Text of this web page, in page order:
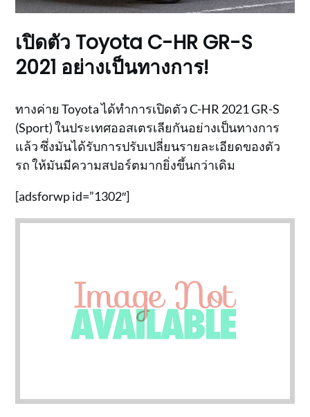
เปิดตัว Toyota C-HR GR-S
2021 อย่างเป็นทางการ!
ทางค่าย Toyota ได้ทำการเปิดตัว C-HR 2021 GR-S
(Sport) ในประเทศออสเตรเลียกันอย่างเป็นทางการ
แล้ว ซึ่งมันได้รับการปรับเปลี่ยนรายละเอียดของตัว
รถ ให้มันมีความสปอร์ตมากยิ่งขึ้นกว่าเดิม
[adsforwp id=”1302″]